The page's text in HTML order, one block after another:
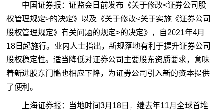
中国证券报：证监会日前发布《关于修改<证券公司股
权管理规定>的决定》以及《关于修改<关于实施《证券公司
股权管理规定》有关问题的规定>的决定》，自2021年4月
18日起施行。业内人士指出，新规落地有利于提升证券公司
股权稳定性。适当降低对证券公司主要股东资质要求，意味
着新进股东门槛也相应下降，为证券公司引入新的资本提供
了便利。
上海证券报：当地时间3月18日，继去年11月全球首堆